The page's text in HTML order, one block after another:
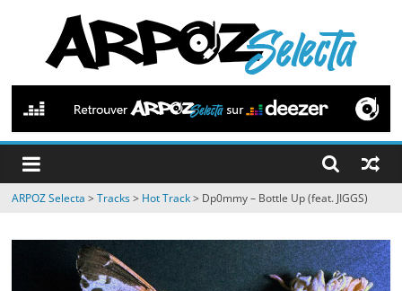
contenu
ARPOZ
Selecta
by
ARPOZ
ARPOZ Selecta >Tracks> Hot Track> Dp0mmy – Bottle Up (feat. JIGGS)